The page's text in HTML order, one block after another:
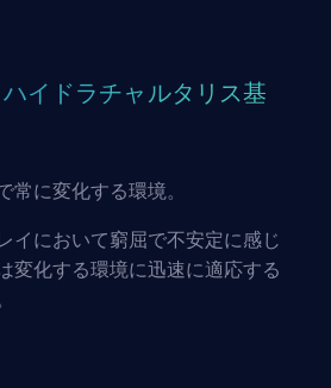
イドラチャルタリス基
常に変化する環境。
イにおいて窮屈で不安定に感じ
変化する環境に迅速に適応する